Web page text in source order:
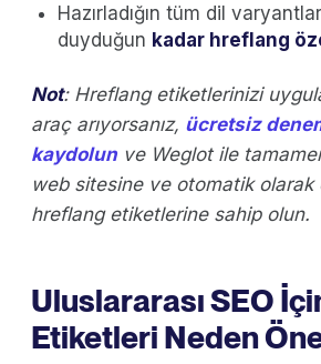
Hazırladığın tüm dil
duyduğun kadar hreflang
Not: Hreflang etiketlerinizi
araç arıyorsanız, ücretsiz
kaydolun ve Weglot ile
web sitesine ve otomatik olarak
hreflang etiketlerine sahip olun.
Uluslararası SEO
Etiketleri Neden